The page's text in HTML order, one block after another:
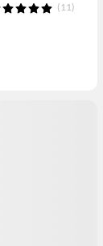
(11)